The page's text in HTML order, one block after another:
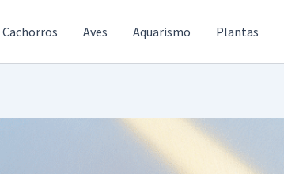
Cachorros Aves Aquarismo Plantas